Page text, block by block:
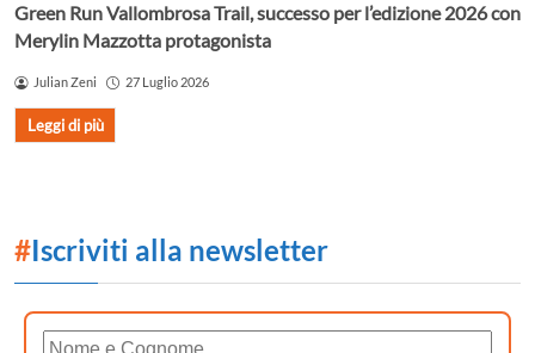
Green Run Vallombrosa Trail, successo per l’edizione 2026 con
Merylin Mazzotta protagonista
Julian Zeni 27 Luglio 2026
Leggi di più
#Iscriviti alla newsletter